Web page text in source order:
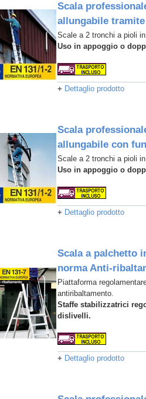
Scala
allungabile
Scale a 2 tronchi a pioli
Uso in appoggio o
+ Dettaglio prodotto
Scala
allungabile con
Scale a 2 tronchi a pioli
Uso in appoggio o
+ Dettaglio prodotto
Scala a palchetto
norma Anti-
Piattaforma
antiribaltamento.
Staffe stabilizzatrici
dislivelli.
+ Dettaglio prodotto